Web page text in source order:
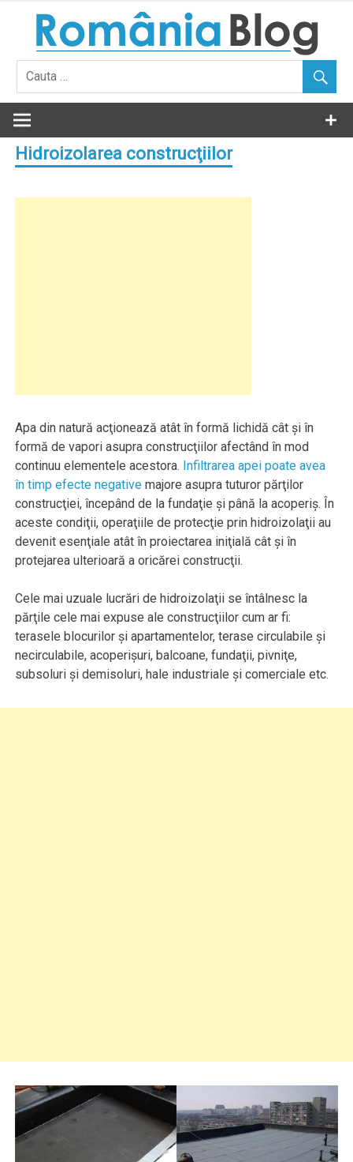
content
Hidroizolarea construcţiilor
Apa din natură acţionează atât în formă lichidă cât şi în
formă de vapori asupra construcţiilor afectând în mod
continuu elementele acestora. Infiltrarea apei poate avea
în timp efecte negative majore asupra tuturor părţilor
construcţiei, începând de la fundaţie şi până la acoperiş. În
aceste condiţii, operaţiile de protecţie prin hidroizolaţii au
devenit esenţiale atât în proiectarea iniţială cât şi în
protejarea ulterioară a oricărei construcţii.
Cele mai uzuale lucrări de hidroizolaţii se întâlnesc la
părţile cele mai expuse ale construcţiilor cum ar fi:
terasele blocurilor şi apartamentelor, terase circulabile şi
necirculabile, acoperişuri, balcoane, fundaţii, pivniţe,
subsoluri şi demisoluri, hale industriale şi comerciale etc.